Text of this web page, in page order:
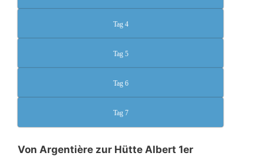
Tag 4
Tag 5
Tag 6
Tag 7
Von Argentière zur Hütte Albert 1er